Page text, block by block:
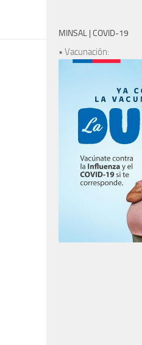
MINSAL | COVID-19
• Vacunación: